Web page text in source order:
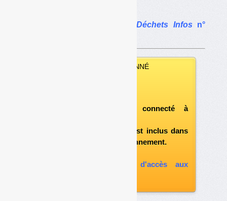
Déchets Infosn°
VOUS ÊTES ABONNÉ
après vous être connecté à
et si le document est inclus dans
votre formule d'abonnement.
souscrire à l'option d'accès aux